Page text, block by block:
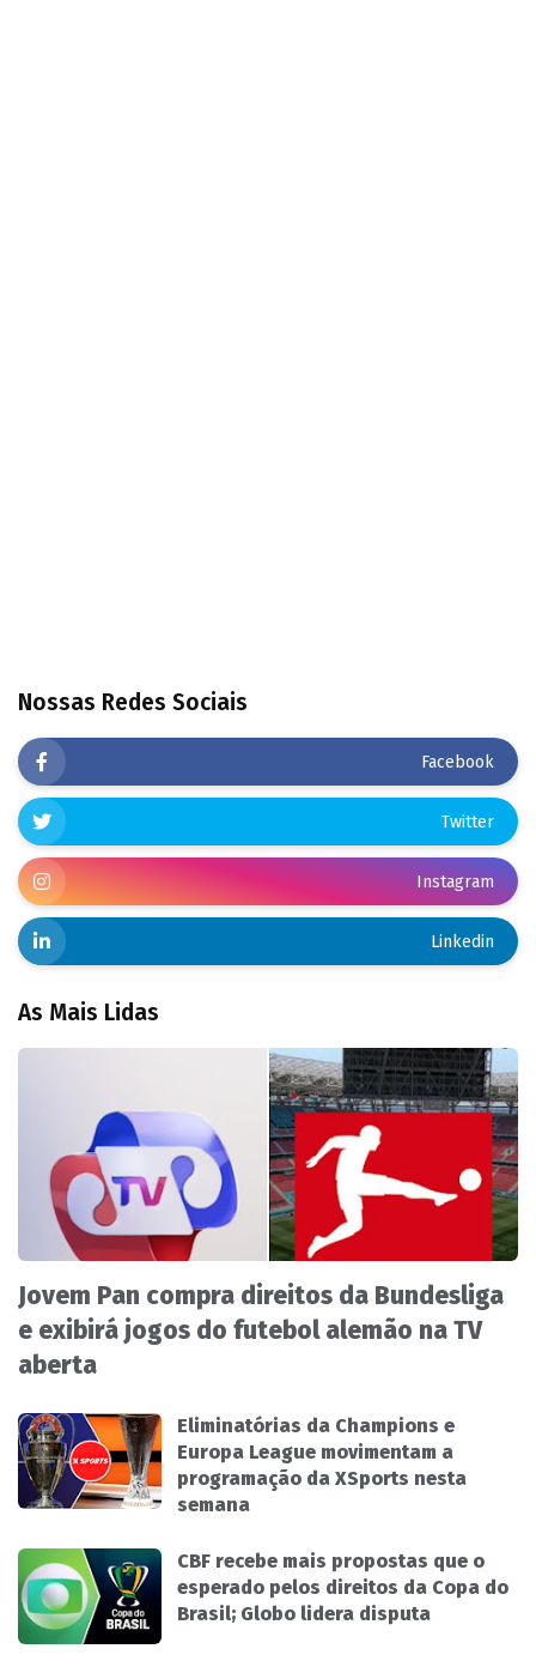
Nossas Redes Sociais
Facebook
Twitter
Instagram
Linkedin
As Mais Lidas
Jovem Pan compra direitos da Bundesliga
e exibirá jogos do futebol alemão na TV
aberta
Eliminatórias da Champions e
Europa League movimentam a
programação da XSports nesta
semana
CBF recebe mais propostas que o
esperado pelos direitos da Copa do
Brasil; Globo lidera disputa